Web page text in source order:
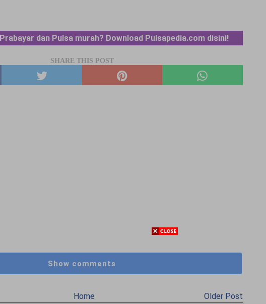
dan Pulsa murah? Download Pulsapedia.com disini!
SHARE THIS POST
Show comments
Home Older Post